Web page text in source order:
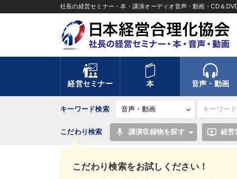
社長の経営セミナー・本・講演オーディオ音声・動画・CD＆
経営セミナー 本 音声・動画
キーワード検索
こだわり検索をお試しください！
こだわり検索 mic 講演収録物を探す ondemand_video 経営
【MIMIGAKU／ミミガク／耳学